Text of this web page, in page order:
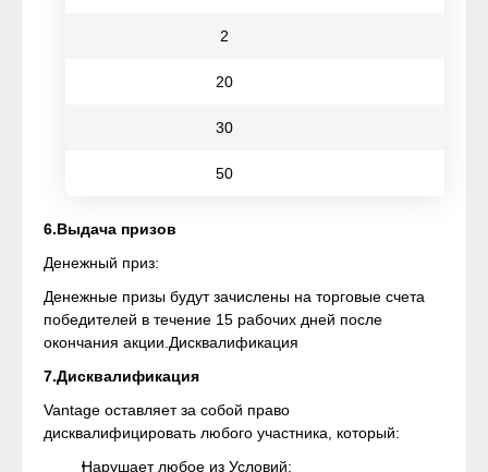
2
20
30
50
6.Выдача призов
Денежный приз:
Денежные призы будут зачислены на торговые счета
победителей в течение 15 рабочих дней после
окончания акции.Дисквалификация
7.Дисквалификация
Vantage оставляет за собой право
дисквалифицировать любого участника, который:
Нарушает любое из Условий;